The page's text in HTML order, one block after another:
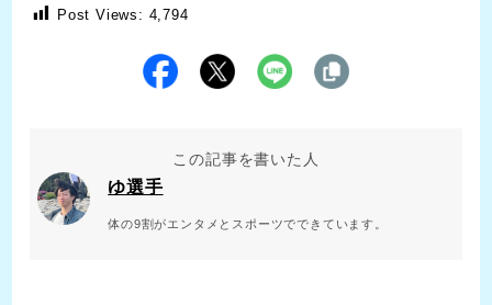
Post Views: 4,794
この記事を書いた人
ゆ選手
体の9割がエンタメとスポーツでできています。